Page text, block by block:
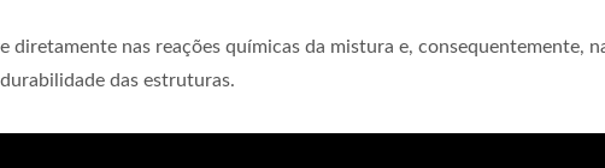
diretamente nas reações químicas da mistura e, consequentemente,
das estruturas.